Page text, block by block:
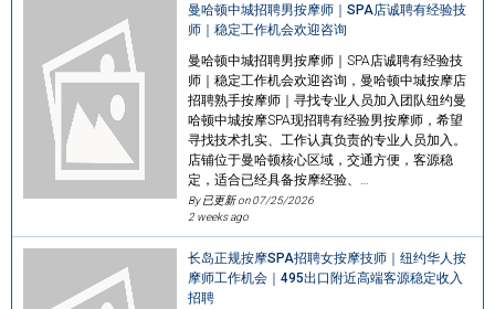
曼哈顿中城招聘男按摩师｜SPA店诚聘有经验技
师｜稳定工作机会欢迎咨询
曼哈顿中城招聘男按摩师｜SPA店诚聘有经验技
师｜稳定工作机会欢迎咨询，曼哈顿中城按摩店
招聘熟手按摩师｜寻找专业人员加入团队纽约曼
哈顿中城按摩SPA现招聘有经验男按摩师，希望
寻找技术扎实、工作认真负责的专业人员加入。
店铺位于曼哈顿核心区域，交通方便，客源稳
定，适合已经具备按摩经验、…
By 已更新 on07/25/2026
2 weeks ago
长岛正规按摩SPA招聘女按摩技师｜纽约华人按
摩师工作机会｜495出口附近高端客源稳定收入
招聘